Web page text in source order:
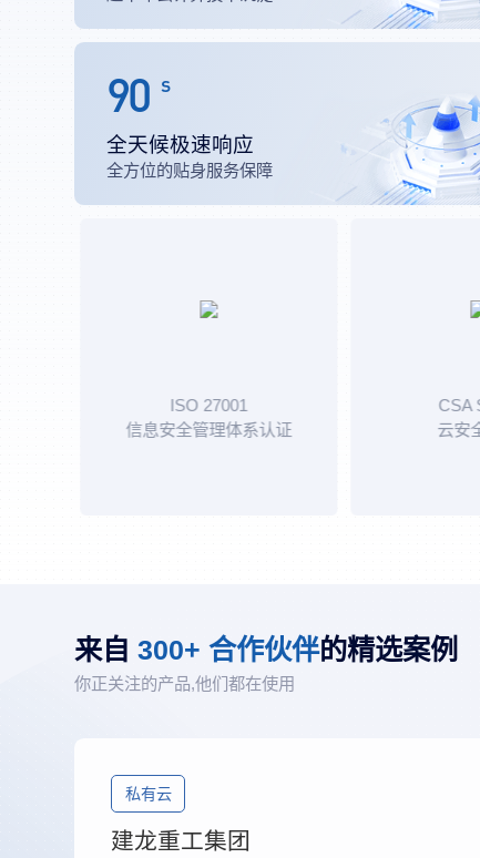
90 s
全天候极速响应
全方位的贴身服务保障
ISO 27001
信息安全管理体系认证
CSA STAR
云安全认证
来自300+ 合作伙伴的精选案例
你正关注的产品,他们都在使用
私有云
建龙重工集团